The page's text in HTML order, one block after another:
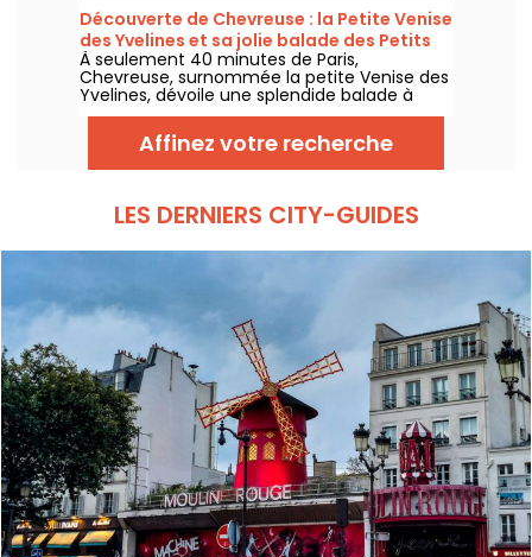
installations artistiques.
Découverte de Chevreuse : la Petite Venise
des Yvelines et sa jolie balade des Petits
Ponts
À seulement 40 minutes de Paris,
Chevreuse, surnommée la petite Venise des
Yvelines, dévoile une splendide balade à
travers ses petits ponts. Ce véritable écrin
de verdure, accessible en RER, nous dévpoile
une escapade au charme insoupçonné. On
vous embarque pour une aventure nature
Affinez votre recherche
LES DERNIERS CITY-GUIDES